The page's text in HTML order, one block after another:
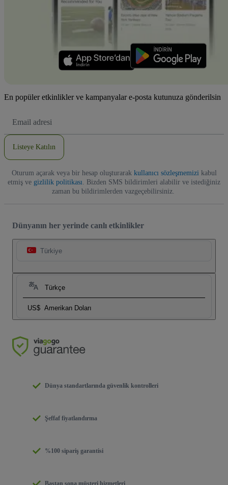
En popüler etkinlikler ve kampanyalar e-posta kutunuza gönderilsin
posta
Listeye Katılın
Oturum açarak veya bir hesap oluşturarak kullanıcı sözleşmemizikabul
etmiş ve gizlilik politikası. Bizden SMS bildirimleri alabilir ve istediğiniz
zaman bu bildirimlerden vazgeçebilirsiniz.
Dünyanın her yerinde canlı etkinlikler
Türkiye
Türkçe
US$ Amerikan Doları
Dünya standartlarında güvenlik kontrolleri
Şeffaf fiyatlandırma
%100 sipariş garantisi